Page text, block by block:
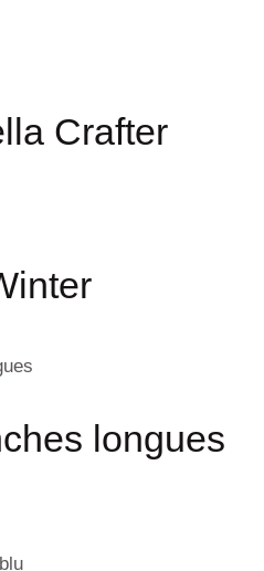
Crafter
longues